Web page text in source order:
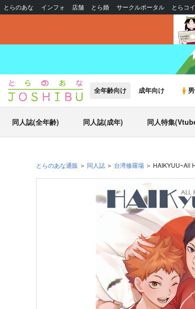
とらのあな インフォ 店舗 とら婚 サークルポータル とらコ
全年齢向け 成年向け
同人誌(全年齢) 同人誌(成年) 同人特集
とらのあな通販 同人誌 台湾修羅場 HAIKYUU~All